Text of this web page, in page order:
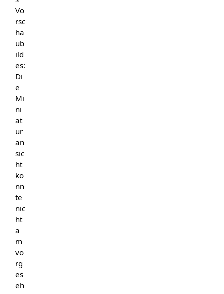
Vo
rsc
ha
ub
ild
es:
Di
e
Mi
ni
at
ur
an
sic
ht
ko
nn
te
nic
ht
a
m
vo
rg
es
eh